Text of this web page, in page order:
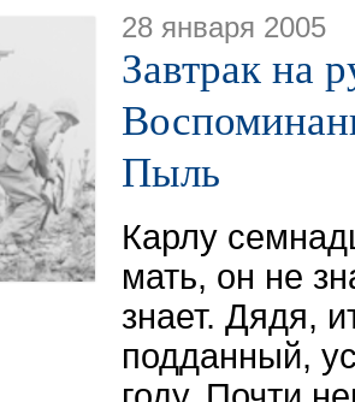
28 января 2005
Завтрак на
Пыль
Карлу
мать, он не
знает. Дядя,
подданный,